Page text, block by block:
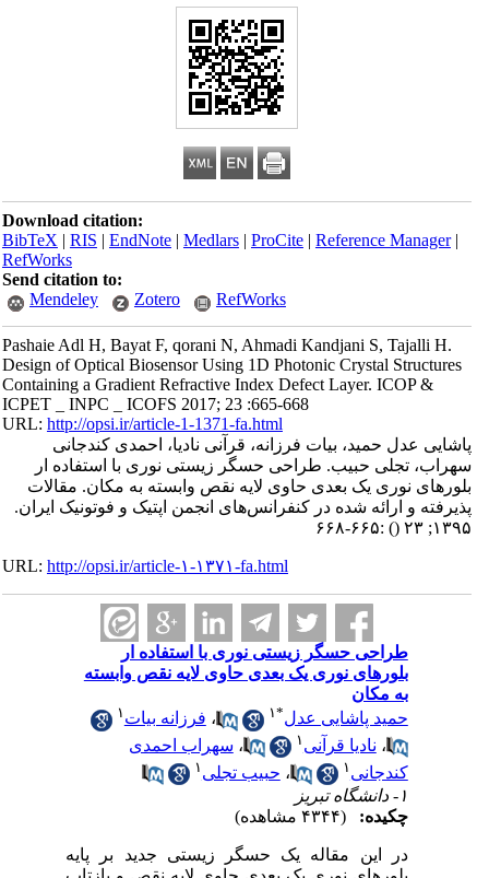
Download citation:
BibTeX|RIS|EndNote|Medlars|ProCite|Reference Manager
RefWorks
Send citation to:
Mendeley
Zotero RefWorks
Pashaie Adl H, Bayat F, qorani N, Ahmadi Kandjani S, Tajalli H.
Design of Optical Biosensor Using 1D Photonic Crystal Structures
Containing a Gradient Refractive Index Defect Layer. ICOP &
ICPET _ INPC _ ICOFS 2017; 23 :665-668
URL:http://opsi.ir/article-1-1371-fa.html
پاشایی عدل حمید، بیات فرزانه، قرآنی نادیا، احمدی کندجانی
سهراب، تجلی حبیب. طراحی حسگر زیستی نوری با استفاده ار
بلورهای نوری یک بعدی حاوی لایه نقص وابسته به مکان. مقالات
پذیرفته و ارائه شده در کنفرانس‌های انجمن اپتیک و فوتونیک ایران.
۱۳۹۵; ۲۳
() :۶۶۵-۶۶۸
URL:http://opsi.ir/article-۱-۱۳۷۱-fa.html
طراحی حسگر زیستی نوری با استفاده ار
بلورهای نوری یک بعدی حاوی لایه نقص وابسته
به مکان
حمید پاشایی عدل* ۱ ،فرزانه بیات۱
،نادیا قرآنی ،سهراب احمدی
کندجانی
،حبیب تجلی
چکیده:
در این مقاله یک حسگر زیستی جدید بر پایه